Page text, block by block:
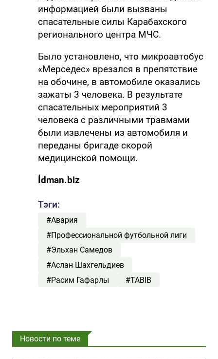
информацией были вызваны
спасательные силы Карабахского
регионального центра МЧС.
Было установлено, что микроавтобус
«Мерседес» врезался в препятствие
на обочине, в автомобиле оказались
зажаты 3 человека. В результате
спасательных мероприятий 3
человека с различными травмами
были извлечены из автомобиля и
переданы бригаде скорой
медицинской помощи.
İdman.biz
Тэги:
#Авария
#Профессиональной футбольной лиги
#Эльхан Самедов
#Аслан Шахгельдиев
#Расим Гафарлы
#TABIB
Новости по теме